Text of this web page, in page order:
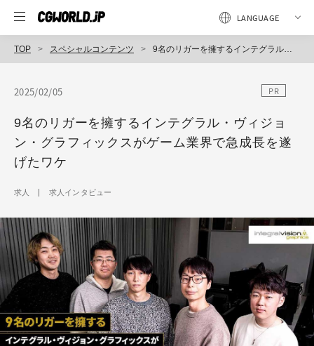
TOP スペシャルコンテンツ 9名のリガーを擁するインテグラル・ヴィジョン・グラフィックスがゲーム業界で急成長を遂げたワケ
2025/02/05 PR
9名のリガーを擁するインテグラル・ヴィジョ
ン・グラフィックスがゲーム業界で急成長を遂
げたワケ
求人 求人インタビュー